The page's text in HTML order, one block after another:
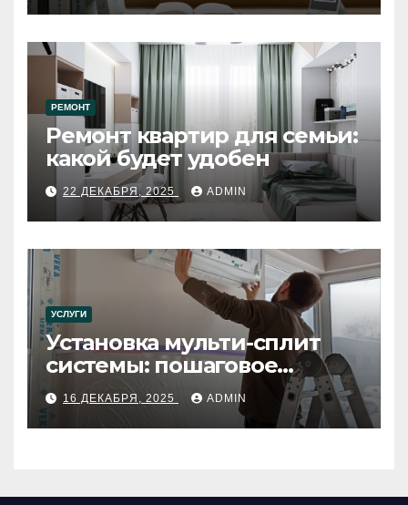
РЕМОНТ
Ремонт квартир для семьи:
какой будет удобен
22 ДЕКАБРЯ, 2025 ADMIN
УСЛУГИ
Установка мульти-сплит
системы: пошаговое
руководство
16 ДЕКАБРЯ, 2025 ADMIN